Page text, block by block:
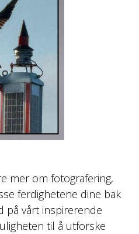
mer om fotografering,
ferdighetene dine bak
på vårt inspirerende
til å utforske